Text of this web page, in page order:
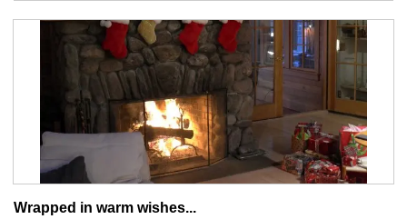
Wrapped in warm wishes...